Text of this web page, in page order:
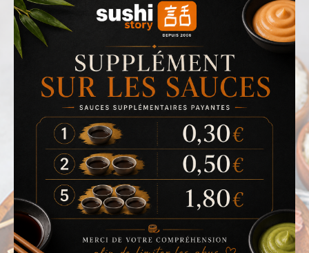
ACCUEIL
LA CARTE
VOTRE COMPTE
NOTRE RESTAURANT
VOS AVIS
MENTIONS LÉGALES